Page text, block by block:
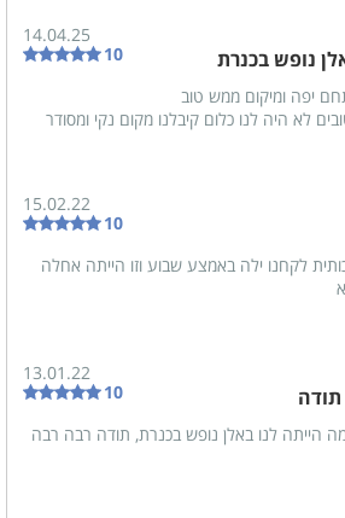
נופש בכנרת
14.04.25
10
יפה ומיקום ממש טוב
לא היה לנו כלום קיבלנו מקום נקי ומסודר
15.02.22
10
לקחנו ילה באמצע שבוע וזו הייתה אחלה
13.01.22
10
הייתה לנו באלן נופש בכנרת, תודה רבה רבה